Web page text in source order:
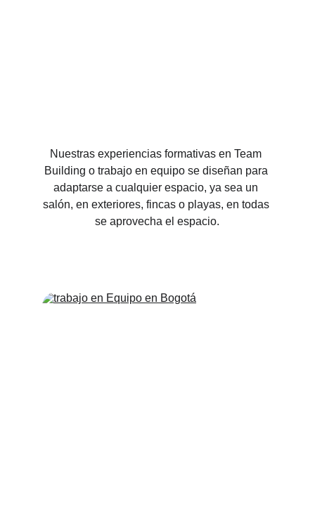
Nuestras experiencias formativas en Team
Building o trabajo en equipo se diseñan para
adaptarse a cualquier espacio, ya sea un
salón, en exteriores, fincas o playas, en todas
se aprovecha el espacio.